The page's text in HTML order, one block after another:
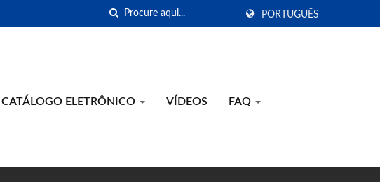
PORTUGUÊS
CATÁLOGO ELETRÔNICO VÍDEOS FAQ